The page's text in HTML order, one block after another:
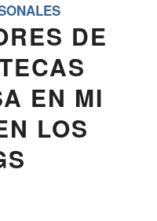
DE
EN MI
LOS